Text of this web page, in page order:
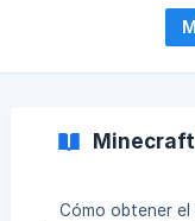
Minecraft
Cómo obtener el